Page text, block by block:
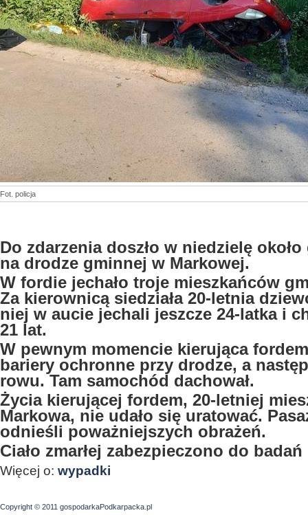
Fot. policja
Do zdarzenia doszło w niedzielę
na drodze gminnej w Markowej.
W fordie jechało troje mieszkańców
Za kierownicą siedziała 20-letnia
niej w aucie jechali jeszcze 24-latka i
21 lat.
W pewnym momencie kierująca
bariery ochronne przy drodze, a
rowu. Tam samochód dachował.
Życia kierującej fordem, 20-letniej
Markowa, nie udało się uratować.
odnieśli poważniejszych obrażeń.
Ciało zmarłej zabezpieczono do
Więcej o: wypadki
Copyright © 2011 gospodarkaPodkarpacka.pl